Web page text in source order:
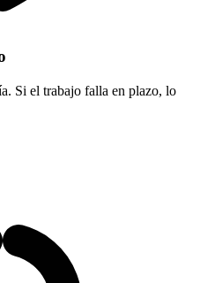
Si el trabajo falla en plazo, lo